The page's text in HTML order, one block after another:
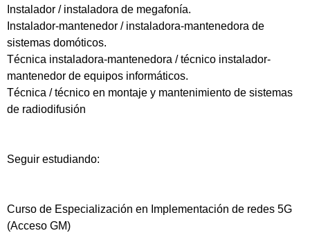
Instalador / instaladora de megafonía.
Instalador-mantenedor / instaladora-mantenedora de
sistemas domóticos.
Técnica instaladora-mantenedora / técnico instalador-
mantenedor de equipos informáticos.
Técnica / técnico en montaje y mantenimiento de sistemas
de radiodifusión
Seguir estudiando:
Curso de Especialización en Implementación de redes 5G
(Acceso GM)